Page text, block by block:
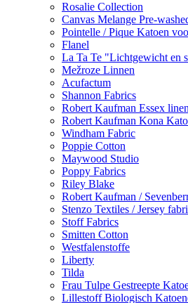
Rosalie Collection
Canvas Melange Pre-
Pointelle / Pique Katoen
Flanel
La Ta Te "Lichtgewicht en
Mežroze Linnen
Acufactum
Shannon Fabrics
Robert Kaufman Essex
Robert Kaufman Kona
Windham Fabric
Poppie Cotton
Maywood Studio
Poppy Fabrics
Riley Blake
Robert Kaufman /
Stenzo Textiles / Jersey
Stoff Fabrics
Smitten Cotton
Westfalenstoffe
Liberty
Tilda
Frau Tulpe Gestreepte
Lillestoff Biologisch